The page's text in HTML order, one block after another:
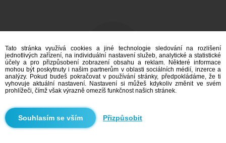
Mám zájem
Vyhledávání
Tato stránka využívá cookies a jiné technologie sledování na rozlišení
jednotlivých zařízení, na individuální nastavení služeb, analytické a statistické
účely a pro přizpůsobení zobrazení obsahu a reklam. Některé informace
mohou být poskytnuty i našim partnerům v oblasti sociálních médií, inzerce a
analýzy. Pokud budeš pokračovat v používání stránky, předpokládáme, že ti
vyhovuje aktuální nastavení. Nastavení si můžeš kdykoliv změnit ve svém
prohlížeči, čímž však výrazně omezíš funkčnost našich stránek.
Přizpůsobit